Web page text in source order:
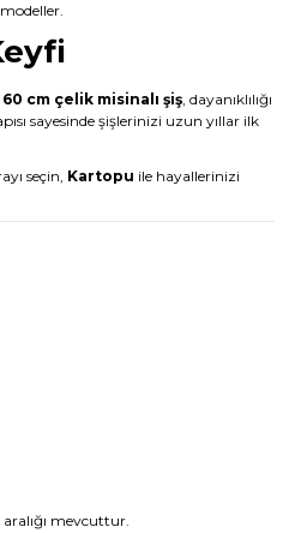
60 cm çelik misinalı şiş, dayanıklılığı
sayesinde şişlerinizi uzun yıllar ilk
seçin, Kartopu ile hayallerinizi
mevcuttur.